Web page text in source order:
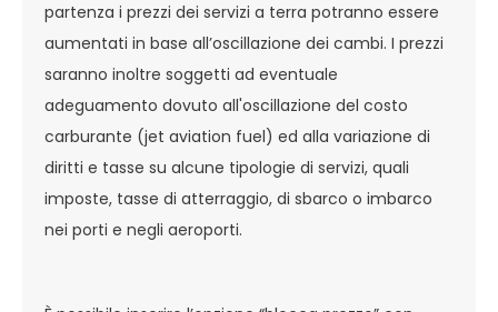
partenza i prezzi dei servizi a terra potranno essere
aumentati in base all’oscillazione dei cambi. I prezzi
saranno inoltre soggetti ad eventuale
adeguamento dovuto all'oscillazione del costo
carburante (jet aviation fuel) ed alla variazione di
diritti e tasse su alcune tipologie di servizi, quali
imposte, tasse di atterraggio, di sbarco o imbarco
nei porti e negli aeroporti.